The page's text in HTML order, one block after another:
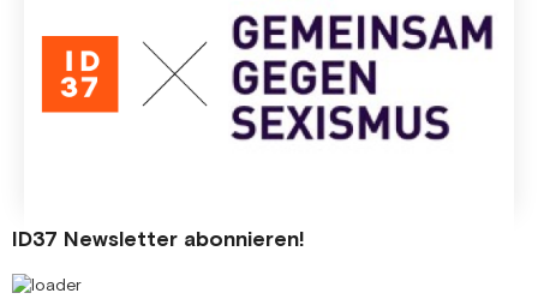
ID37 setzt sich schon immer für Vielfalt, Gerechtigkeit und
Inklusion ein. Mit dem Beitritt zum "Bündnis gegen
Sexismus" macht das Unternehmen den nächsten Schritt
und setzt ein klares Zeichen gegen
Geschlechterdiskriminierung.
ID37 Newsletter abonnieren!